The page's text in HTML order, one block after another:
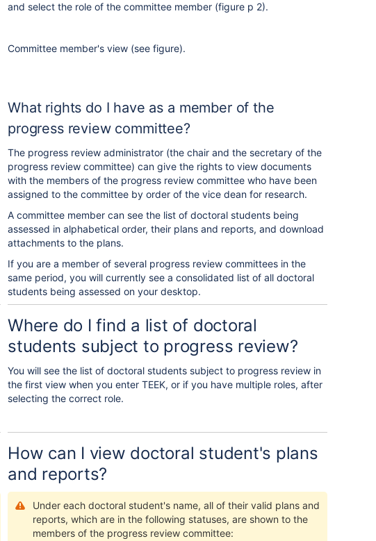
and select the role of the committee member (figure p 2).
Committee member's view (see figure).
What rights do I have as a member of the
progress review committee?
The progress review administrator (the chair and the secretary of the
progress review committee) can give the rights to view documents
with the members of the progress review committee who have been
assigned to the committee by order of the vice dean for research.
A committee member can see the list of doctoral students being
assessed in alphabetical order, their plans and reports, and download
attachments to the plans.
If you are a member of several progress review committees in the
same period, you will currently see a consolidated list of all doctoral
students being assessed on your desktop.
Where do I find a list of doctoral
students subject to progress review?
You will see the list of doctoral students subject to progress review in
the first view when you enter TEEK, or if you have multiple roles, after
selecting the correct role.
How can I view doctoral student's plans
and reports?
Under each doctoral student's name, all of their valid plans and
reports, which are in the following statuses, are shown to the
members of the progress review committee: